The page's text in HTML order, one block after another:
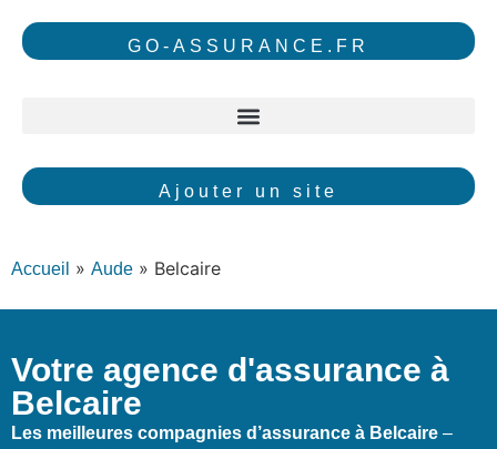
GO-ASSURANCE.FR
Ajouter un site
Accueil » Aude » Belcaire
Votre agence d'assurance à
Belcaire
Les meilleures compagnies d’assurance à Belcaire –